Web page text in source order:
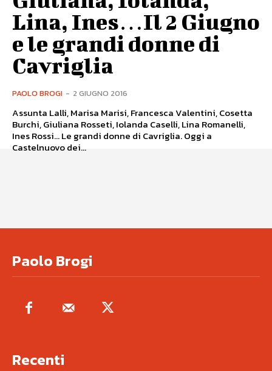
Lina, Ines…Il 2 Giugno
e le grandi donne di
Cavriglia
PAOLO BROGI - 2 GIUGNO 2016
Assunta Lalli, Marisa Marisi, Francesca Valentini, Cosetta
Burchi, Giuliana Rosseti, Iolanda Caselli, Lina Romanelli,
Ines Rossi... Le grandi donne di Cavriglia. Oggi a
Castelnuovo dei...
Paolo Brogi
Recenti